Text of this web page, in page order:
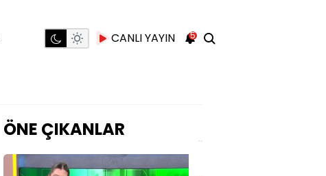
CANLI YAYIN 5
ÖNE ÇIKANLAR